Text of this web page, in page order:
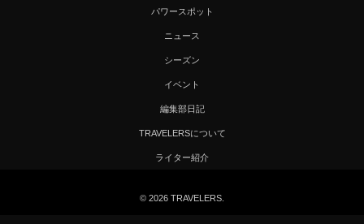
パワースポット
ニュース
シーズン
イベント
編集部日記
TRAVELERSについて
ライター紹介
© 2026 TRAVELERS